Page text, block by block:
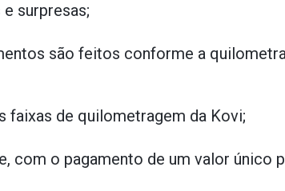
surpresas;
são feitos conforme a
faixas de quilometragem da Kovi;
com o pagamento de um valor único